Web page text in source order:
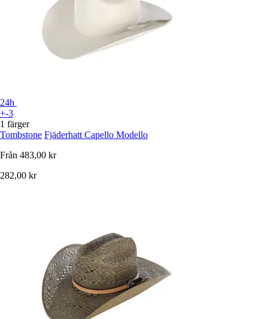
24h
+-3
1 färger
Tombstone Fjäderhatt Capello Modello
Från 483,00 kr
282,00 kr